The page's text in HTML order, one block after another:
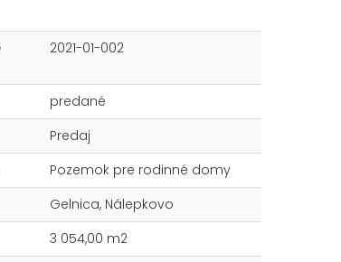
2021-01-002
predané
Predaj
Pozemok pre rodinné domy
Gelnica, Nálepkovo
3 054,00 m2